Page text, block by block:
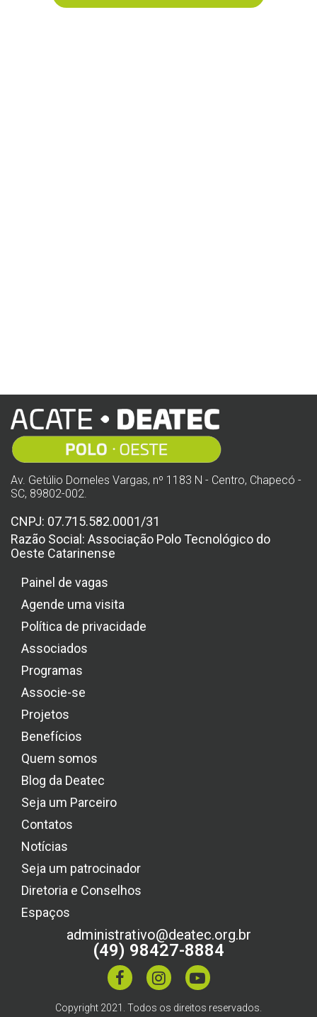
Av. Getúlio Dorneles Vargas, nº 1183 N - Centro, Chapecó -
SC, 89802-002.
CNPJ: 07.715.582.0001/31
Razão Social: Associação Polo Tecnológico do
Oeste Catarinense
Painel de vagas
Agende uma visita
Política de privacidade
Associados
Programas
Associe-se
Projetos
Benefícios
Quem somos
Blog da Deatec
Seja um Parceiro
Contatos
Notícias
Seja um patrocinador
Diretoria e Conselhos
Espaços
administrativo@deatec.org.br
(49) 98427-8884
Copyright 2021. Todos os direitos reservados.